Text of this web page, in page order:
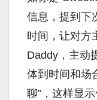
信息，提到下
时间，让对方
Daddy，主动
体到时间和场
聊”，这样显